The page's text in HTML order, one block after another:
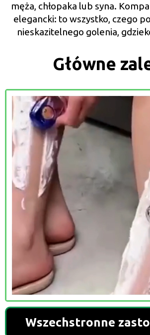
męża, chłopaka lub syna.
elegancki: to wszystko, czego
nieskazitelnego golenia,
Główne
Wszechstronne